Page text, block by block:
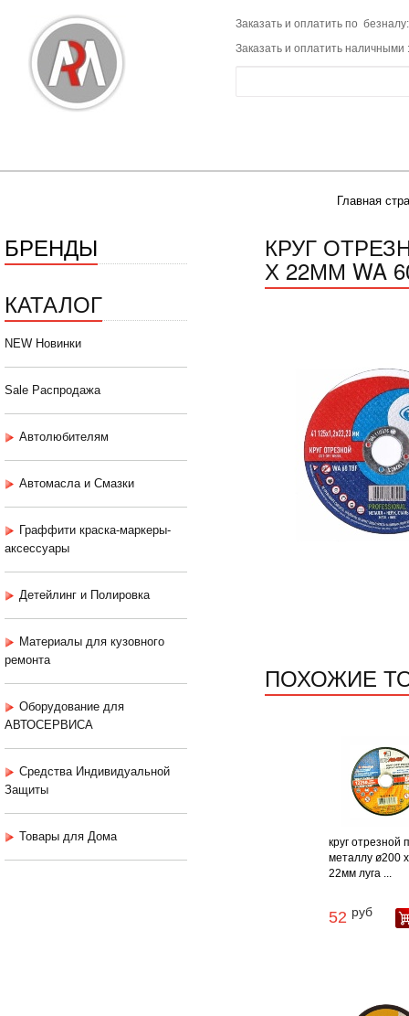
Заказать и оплатить по
Заказать и оплатить наличными
Главная
БРЕНДЫ
КАТАЛОГ
NEW Новинки
Sale Распродажа
Автолюбителям
Автомасла и Смазки
Граффити краска-маркеры-
аксессуары
Детейлинг и Полировка
Материалы для кузовного
ремонта
Оборудование для
АВТОСЕРВИСА
Средства Индивидуальной
Защиты
Товары для Дома
КРУГ
Х 22ММ WA
ПОХОЖИЕ
круг отрезной
металлу ø200
22мм луга ...
52 руб